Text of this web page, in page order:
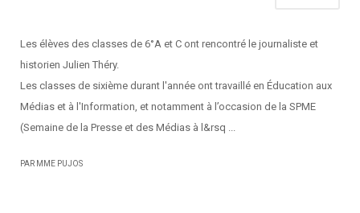
Les élèves des classes de 6°A et C ont rencontré le journaliste et
historien Julien Théry.
Les classes de sixième durant l'année ont travaillé en Éducation aux
Médias et à l'Information, et notamment à l’occasion de la SPME
(Semaine de la Presse et des Médias à l&rsq ...
PAR MME PUJOS